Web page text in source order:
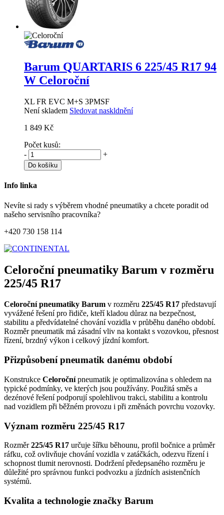
Barum QUARTARIS 6 225/45 R17 94
W Celoroční
XL FR EVC M+S 3PMSF
Není skladem Sledovat naskldnění
1 849 Kč
Počet kusů:
-
+
Do košíku
Info linka
Nevíte si rady s výběrem vhodné pneumatiky a chcete poradit od
našeho servisního pracovníka?
+420 730 158 114
Celoroční pneumatiky Barum v rozměru
225/45 R17
Celoroční pneumatiky Barum v rozměru 225/45 R17 představují
vyvážené řešení pro řidiče, kteří kladou důraz na bezpečnost,
stabilitu a předvídatelné chování vozidla v průběhu daného období.
Rozměr pneumatik má zásadní vliv na kontakt s vozovkou, přesnost
řízení, brzdný výkon i celkový jízdní komfort.
Přizpůsobení pneumatik danému období
Konstrukce Celoročnípneumatik je optimalizována s ohledem na
typické podmínky, ve kterých jsou používány. Použitá směs a
dezénové řešení podporují spolehlivou trakci, stabilitu a kontrolu
nad vozidlem při běžném provozu i při změnách povrchu vozovky.
Význam rozměru 225/45 R17
Rozměr225/45 R17 určuje šířku běhounu, profil bočnice a průměr
ráfku, což ovlivňuje chování vozidla v zatáčkách, odezvu řízení i
schopnost tlumit nerovnosti. Dodržení předepsaného rozměru je
důležité pro správnou funkci podvozku a jízdních asistenčních
systémů.
Kvalita a technologie značky Barum